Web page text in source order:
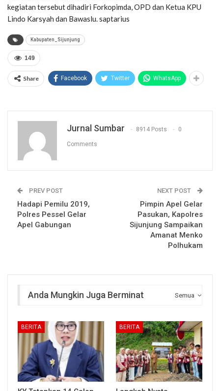
kegiatan tersebut dihadiri Forkopimda, OPD dan Ketua KPU
Lindo Karsyah dan Bawaslu. saptarius
Kabupaten_Sijunjung
149
Share Facebook Twitter WhatsApp
Jurnal Sumbar 8914 Posts 0
Comments
PREV POST
Hadapi Pemilu 2019,
Polres Pessel Gelar
Apel Gabungan
NEXT POST
Pimpin Apel Gelar
Pasukan, Kapolres
Sijunjung Sampaikan
Amanat Menko
Polhukam
Semua
Anda Mungkin Juga Berminat
BERITA BERITA